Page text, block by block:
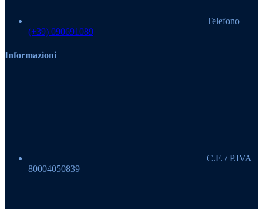
Telefono
(+39) 090691089
Informazioni
C.F. / P.IVA
80004050839